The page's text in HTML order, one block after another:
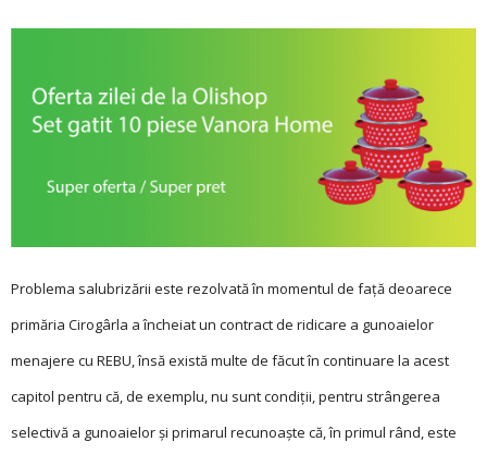
Problema salubrizării este rezolvată în momentul de faţă deoarece
primăria Cirogârla a încheiat un contract de ridicare a gunoaielor
menajere cu REBU, însă există multe de făcut în continuare la acest
capitol pentru că, de exemplu, nu sunt condiţii, pentru strângerea
selectivă a gunoaielor şi primarul recunoaşte că, în primul rând, este